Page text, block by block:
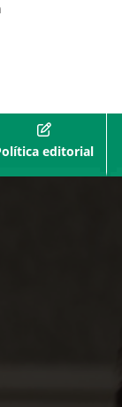
editorial